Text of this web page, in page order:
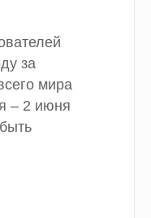
за
мира
– 2 июня